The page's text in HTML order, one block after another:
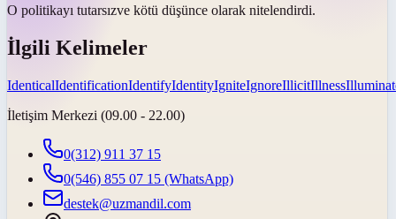
O politikayı tutarsızve kötü düşünce olarak nitelendirdi.
İlgili Kelimeler
IdenticalIdentificationIdentifyIdentityIgniteIgnoreIllicitIllness
İletişim Merkezi (09.00 - 22.00)
0(312) 911 37 15
0(546) 855 07 15 (WhatsApp)
destek@uzmandil.com